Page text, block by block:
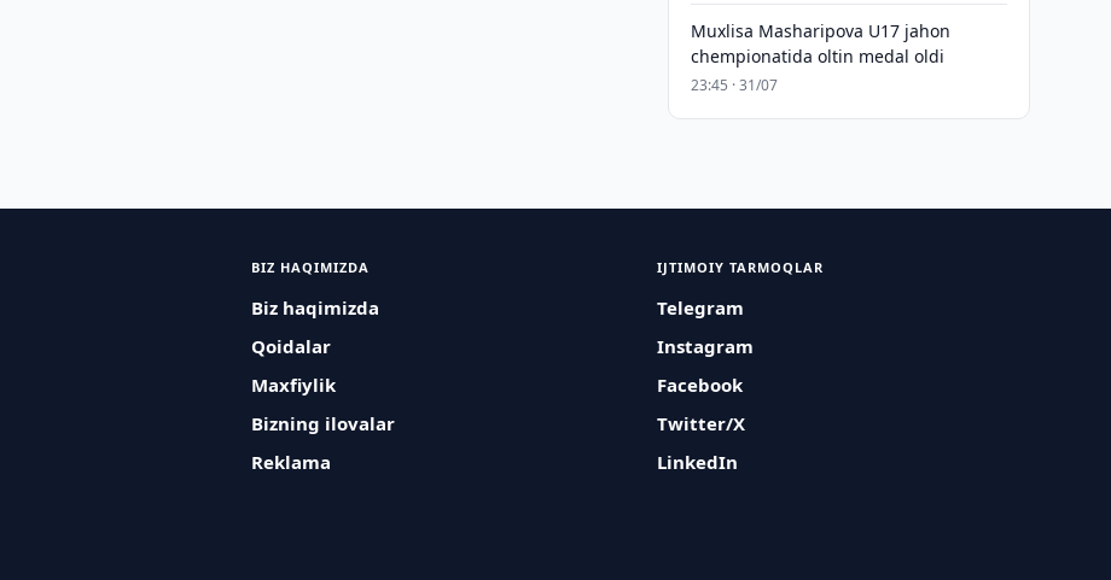
Muxlisa Masharipova U17 jahon
chempionatida oltin medal oldi
23:45 · 31/07
BIZ HAQIMIZDA
Biz haqimizda
Qoidalar
Maxfiylik
Bizning ilovalar
Reklama
IJTIMOIY TARMOQLAR
Telegram
Instagram
Facebook
Twitter/X
LinkedIn